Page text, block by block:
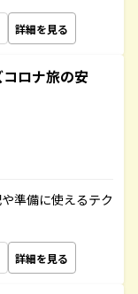
詳細を見る
ロナ旅の安
準備に使えるテク
詳細を見る